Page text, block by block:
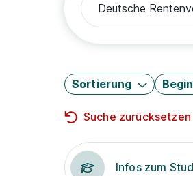
Sortierung
Suche zurücksetzen
Infos zum